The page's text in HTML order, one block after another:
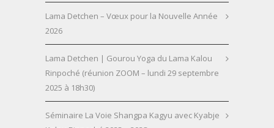
Lama Detchen – Vœux pour la Nouvelle Année
2026
Lama Detchen | Gourou Yoga du Lama Kalou
Rinpoché (réunion ZOOM – lundi 29 septembre
2025 à 18h30)
Séminaire La Voie Shangpa Kagyu avec Kyabje